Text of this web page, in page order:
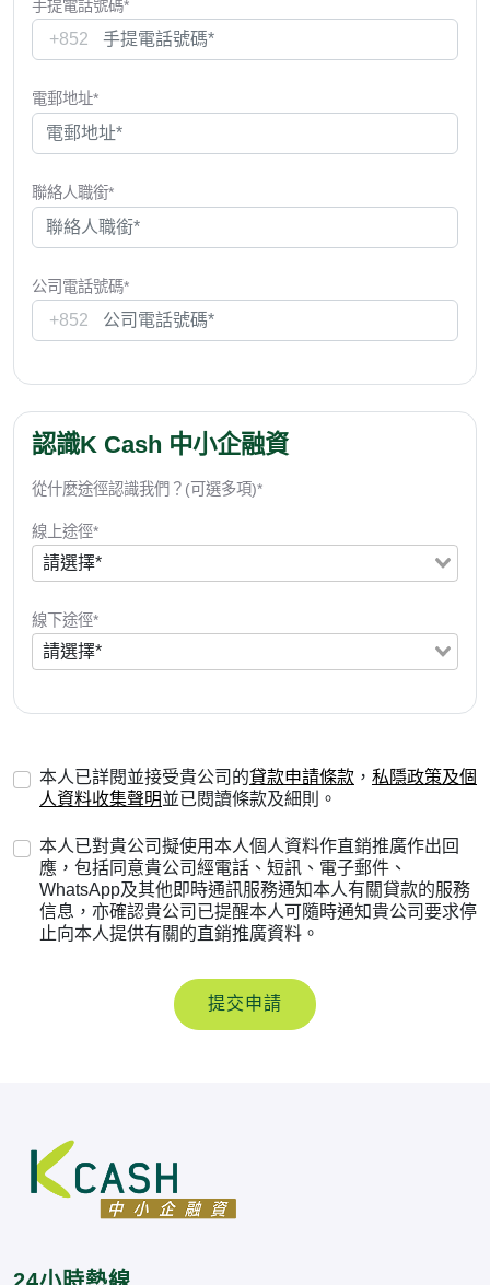
手提電話號碼*
+852
電郵地址*
聯絡人職銜*
公司電話號碼*
+852
認識K Cash 中小企融資
從什麼途徑認識我們？(可選多項)*
線上途徑*
線下途徑*
本人已詳閱並接受貴公司的貸款申請條款 ， 私隱政策及個
人資料收集聲明並已閱讀條款及細則。
本人已對貴公司擬使用本人個人資料作直銷推廣作出回
應，包括同意貴公司經電話、短訊、電子郵件、
WhatsApp及其他即時通訊服務通知本人有關貸款的服務
信息，亦確認貴公司已提醒本人可隨時通知貴公司要求停
止向本人提供有關的直銷推廣資料。
提交申請